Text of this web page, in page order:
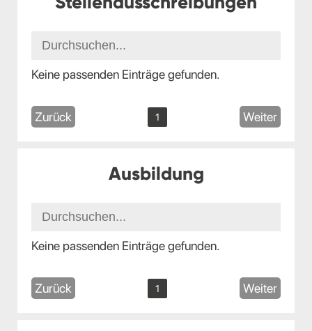
Keine passenden Einträge gefunden.
Zurück 1 Weiter
Ausbildung
Keine passenden Einträge gefunden.
Zurück 1 Weiter